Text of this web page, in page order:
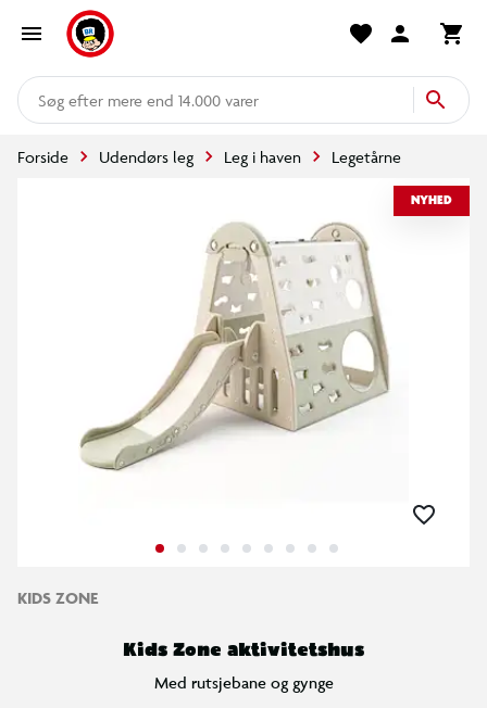
mere end 14.000 varer
Forside Udendørs leg Leg i haven Legetårne
NYHED
KIDS ZONE
Kids Zone aktivitetshus
Med rutsjebane og gynge